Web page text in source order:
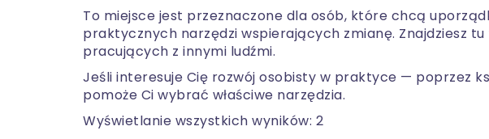
To miejsce jest przeznaczone dla osób, które chcą
praktycznych narzędzi wspierających zmianę. Znajdziesz
pracujących z innymi ludźmi.
Jeśli interesuje Cię rozwój osobisty w praktyce — poprzez
pomoże Ci wybrać właściwe narzędzia.
Wyświetlanie wszystkich wyników: 2